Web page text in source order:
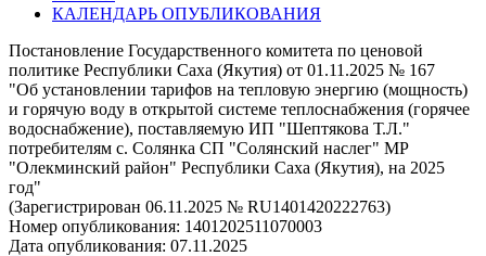
КАЛЕНДАРЬ ОПУБЛИКОВАНИЯ
Постановление Государственного комитета по ценовой
политике Республики Саха (Якутия) от 01.11.2025 № 167
"Об установлении тарифов на тепловую энергию (мощность)
и горячую воду в открытой системе теплоснабжения (горячее
водоснабжение), поставляемую ИП "Шептякова Т.Л."
потребителям с. Солянка СП "Солянский наслег" МР
"Олекминский район" Республики Саха (Якутия), на 2025
год"
(Зарегистрирован 06.11.2025 № RU1401420222763)
Номер опубликования: 1401202511070003
Дата опубликования: 07.11.2025